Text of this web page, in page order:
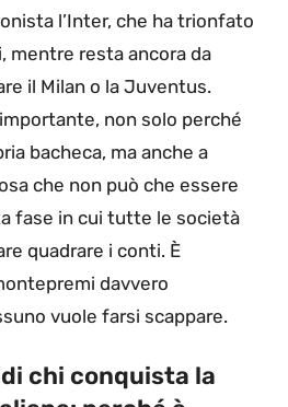
l’Inter, che ha trionfato
mentre resta ancora da
il Milan o la Juventus.
non solo perché
bacheca, ma anche a
che non può che essere
fase in cui tutte le società
quadrare i conti. È
davvero
vuole farsi scappare.
chi conquista la